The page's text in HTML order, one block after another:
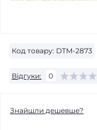
Код товару: DTM-2873
Відгуки: 0
Знайшли дешевше?